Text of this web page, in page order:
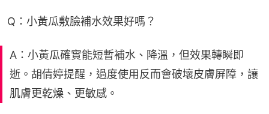
Q：小黃瓜敷臉補水效果好嗎？
A：小黃瓜確實能短暫補水、降溫，但效果轉瞬即
逝。胡倩婷提醒，過度使用反而會破壞皮膚屏障，讓
肌膚更乾燥、更敏感。